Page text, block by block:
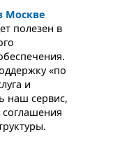
Москве
полезен в
«по
и
наш сервис,